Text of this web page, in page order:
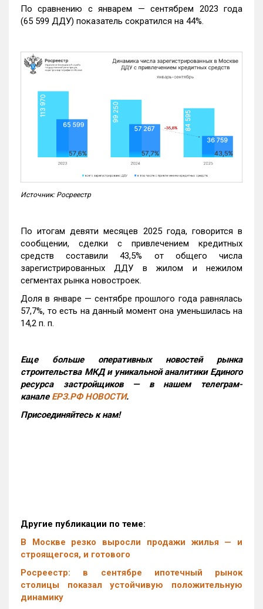
По сравнению с январем — сентябрем 2023 года
(65 599 ДДУ) показатель сократился на 44%.
Источник: Росреестр
По итогам девяти месяцев 2025 года, говорится в
сообщении, сделки с привлечением кредитных
средств составили 43,5% от общего числа
зарегистрированных ДДУ в жилом и нежилом
сегментах рынка новостроек.
Доля в январе — сентябре прошлого года равнялась
57,7%, то есть на данный момент она уменьшилась на
14,2 п. п.
Еще больше оперативных новостей рынка
строительства МКД и уникальной аналитики Единого
ресурса застройщиков — в нашем телеграм-
канале ЕРЗ.РФ НОВОСТИ.
Присоединяйтесь к нам!
Другие публикации по теме:
В Москве резко выросли продажи жилья — и
строящегося, и готового
Росреестр: в сентябре ипотечный рынок
столицы показал устойчивую положительную
динамику